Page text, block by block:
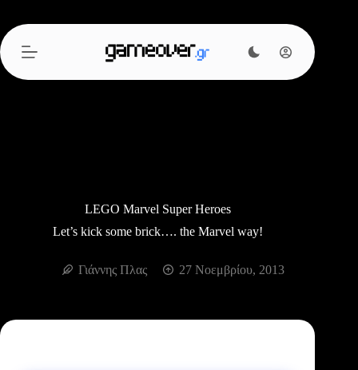
περιεχόμενο
LEGO Marvel Super Heroes
Let’s kick some brick…. the Marvel way!
Γιάννης Πλας 27 Νοεμβρίου, 2013